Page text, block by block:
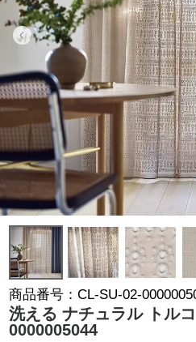
商品番号 CL-SU-02-
洗える ナチュラル トル
0000005044